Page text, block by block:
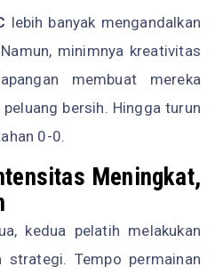
lebih banyak mengandalkan
minimnya kreativitas
membuat mereka
bersih. Hingga turun
0-0.
Meningkat,
kedua pelatih melakukan
strategi. Tempo permainan